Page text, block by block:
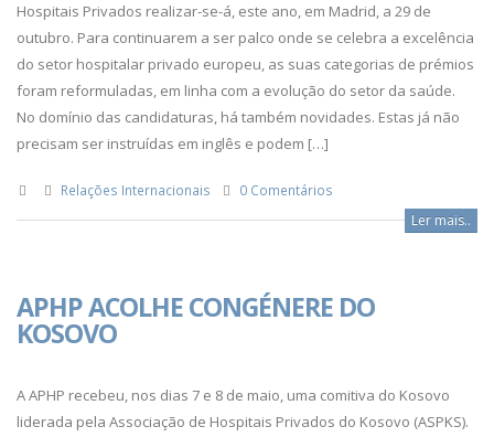
Hospitais Privados realizar-se-á, este ano, em Madrid, a 29 de
outubro. Para continuarem a ser palco onde se celebra a excelência
do setor hospitalar privado europeu, as suas categorias de prémios
foram reformuladas, em linha com a evolução do setor da saúde.
No domínio das candidaturas, há também novidades. Estas já não
precisam ser instruídas em inglês e podem […]
Relações Internacionais 0 Comentários
Ler mais..
APHP ACOLHE CONGÉNERE DO
KOSOVO
A APHP recebeu, nos dias 7 e 8 de maio, uma comitiva do Kosovo
liderada pela Associação de Hospitais Privados do Kosovo (ASPKS).